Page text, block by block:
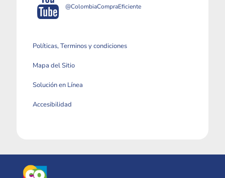
@ColombiaCompraEficiente
Políticas, Terminos y condiciones
Mapa del Sitio
Solución en Línea
Accesibilidad